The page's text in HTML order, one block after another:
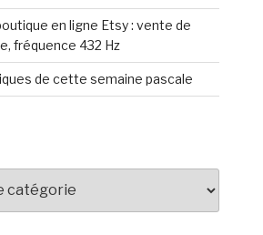
en ligne Etsy : vente de
fréquence 432 Hz
de cette semaine pascale